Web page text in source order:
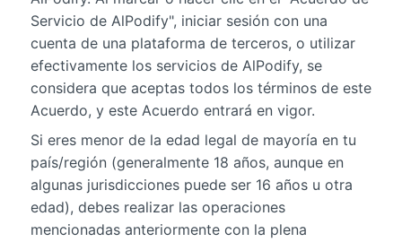
Servicio de AlPodify", iniciar sesión con una
cuenta de una plataforma de terceros, o utilizar
efectivamente los servicios de AlPodify, se
considera que aceptas todos los términos de este
Acuerdo, y este Acuerdo entrará en vigor.
Si eres menor de la edad legal de mayoría en tu
país/región (generalmente 18 años, aunque en
algunas jurisdicciones puede ser 16 años u otra
edad), debes realizar las operaciones
mencionadas anteriormente con la plena